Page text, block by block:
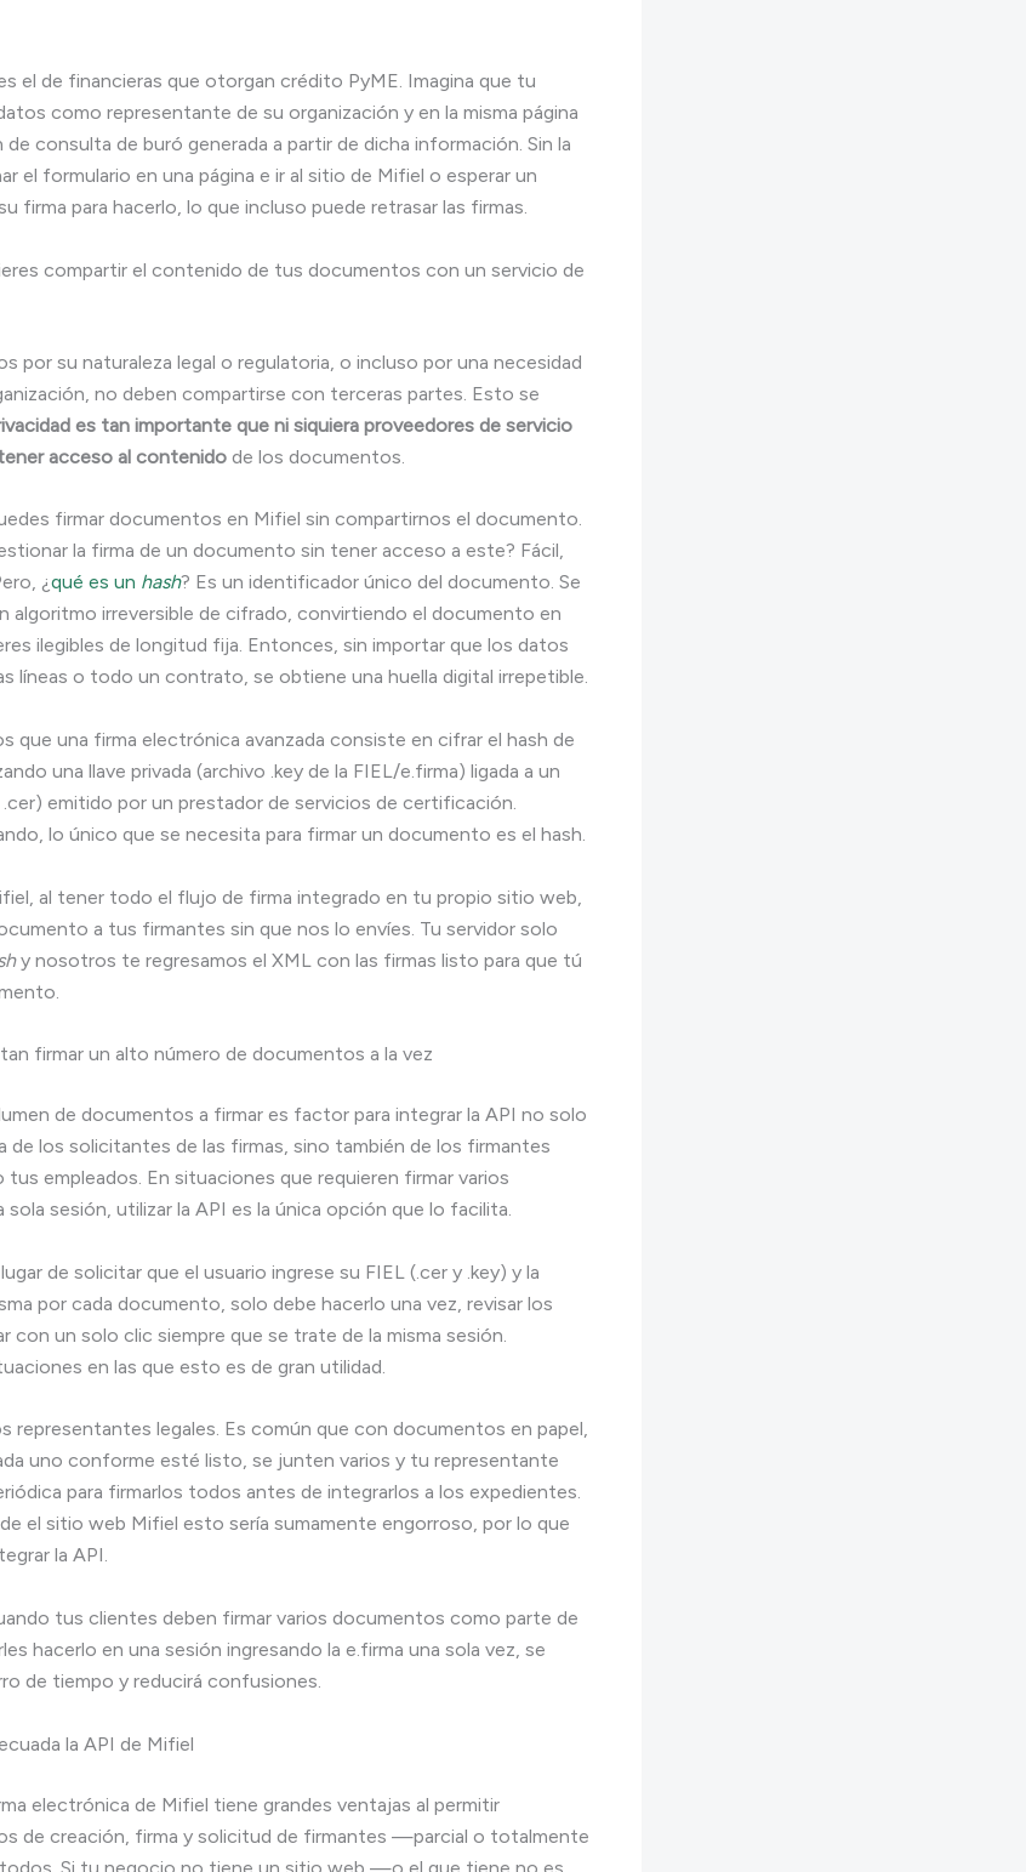
el de financieras que otorgan crédito PyME. Imagina que tu
como representante de su organización y en la misma página
consulta de buró generada a partir de dicha información. Sin la
el formulario en una página e ir al sitio de Mifiel o esperar un
firma para hacerlo, lo que incluso puede retrasar las firmas.
compartir el contenido de tus documentos con un servicio de
por su naturaleza legal o regulatoria, o incluso por una necesidad
no deben compartirse con terceras partes. Esto se
es tan importante que ni siquiera proveedores de servicio
acceso al contenido de los documentos.
firmar documentos en Mifiel sin compartirnos el documento.
la firma de un documento sin tener acceso a este? Fácil,
¿qué es un hash? Es un identificador único del documento. Se
algoritmo irreversible de cifrado, convirtiendo el documento en
ilegibles de longitud fija. Entonces, sin importar que los datos
líneas o todo un contrato, se obtiene una huella digital irrepetible.
que una firma electrónica avanzada consiste en cifrar el hash de
una llave privada (archivo .key de la FIEL/e.firma) ligada a un
emitido por un prestador de servicios de certificación.
lo único que se necesita para firmar un documento es el hash.
al tener todo el flujo de firma integrado en tu propio sitio web,
a tus firmantes sin que nos lo envíes. Tu servidor solo
y nosotros te regresamos el XML con las firmas listo para que tú
firmar un alto número de documentos a la vez
de documentos a firmar es factor para integrar la API no solo
de los solicitantes de las firmas, sino también de los firmantes
empleados. En situaciones que requieren firmar varios
sesión, utilizar la API es la única opción que lo facilita.
de solicitar que el usuario ingrese su FIEL (.cer y .key) y la
por cada documento, solo debe hacerlo una vez, revisar los
con un solo clic siempre que se trate de la misma sesión.
en las que esto es de gran utilidad.
representantes legales. Es común que con documentos en papel,
uno conforme esté listo, se junten varios y tu representante
para firmarlos todos antes de integrarlos a los expedientes.
el sitio web Mifiel esto sería sumamente engorroso, por lo que
la API.
tus clientes deben firmar varios documentos como parte de
hacerlo en una sesión ingresando la e.firma una sola vez, se
de tiempo y reducirá confusiones.
la API de Mifiel
electrónica de Mifiel tiene grandes ventajas al permitir
de creación, firma y solicitud de firmantes —parcial o totalmente
Si tu negocio no tiene un sitio web —o el que tiene no es